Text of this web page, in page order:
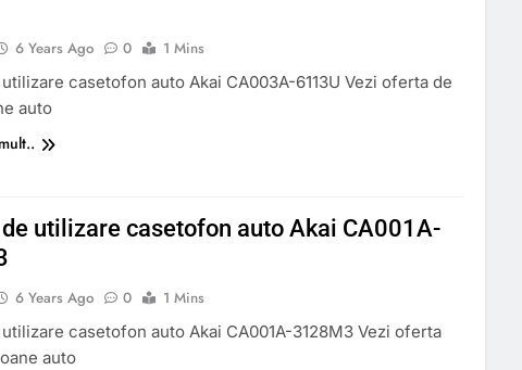
6 Years Ago 0
1 Mins
casetofon auto Akai CA003A-6113U Vezi oferta de
auto
utilizare casetofon auto Akai CA001A-
6 Years Ago 0
1 Mins
casetofon auto Akai CA001A-3128M3 Vezi oferta
auto